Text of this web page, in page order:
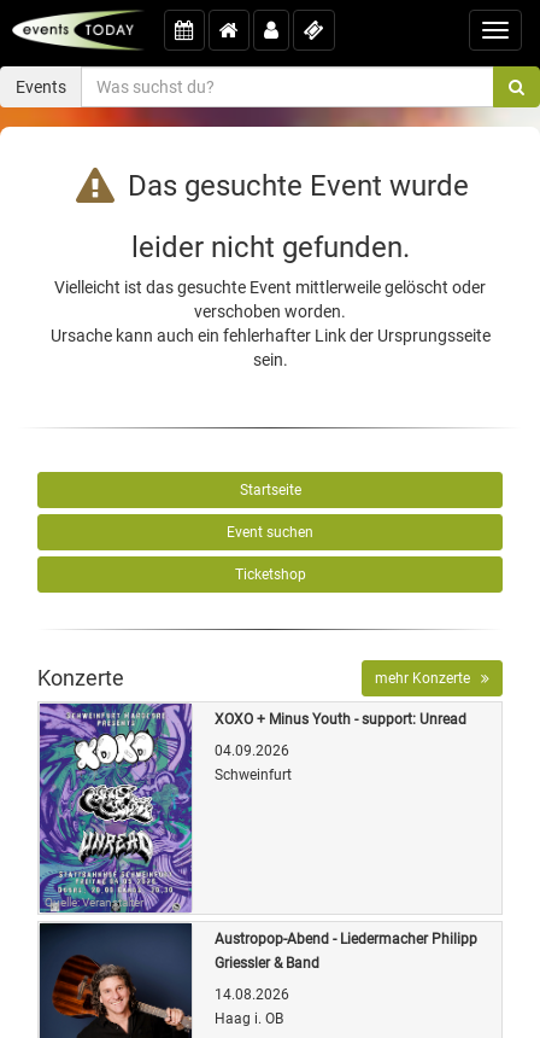
Events
Das gesuchte Event wurde
leider nicht gefunden.
Vielleicht ist das gesuchte Event mittlerweile gelöscht oder
verschoben worden.
Ursache kann auch ein fehlerhafter Link der Ursprungsseite
sein.
Startseite
Event suchen
Ticketshop
Konzerte mehr Konzerte
Quelle: Veranstalter
XOXO + Minus Youth - support: Unread
04.09.2026
Schweinfurt
Austropop-Abend - Liedermacher Philipp
Griessler & Band
14.08.2026
Haag i. OB